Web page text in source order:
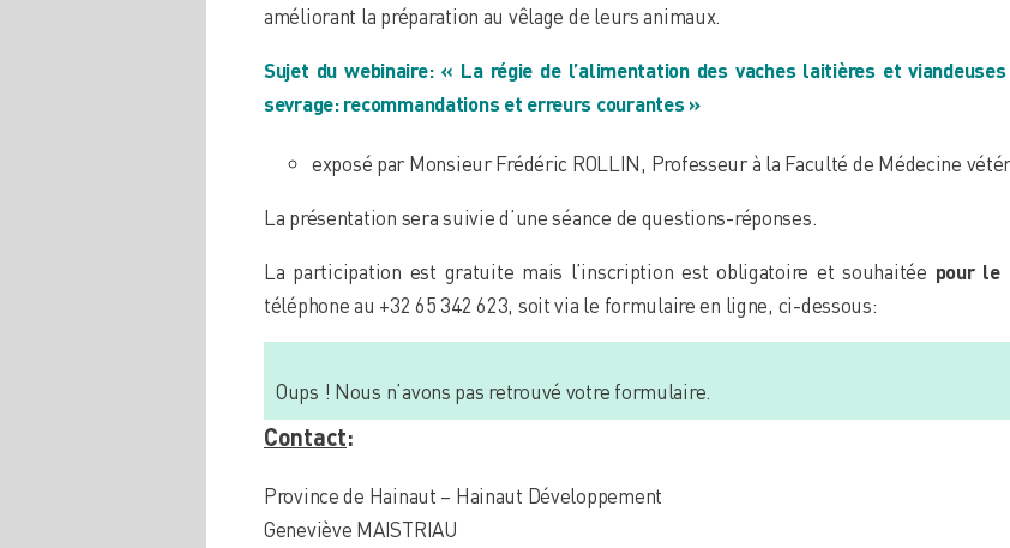
améliorant la préparation au vêlage de leurs animaux.
Sujet du webinaire:« La régie de l’alimentation des vaches laitières et
sevrage: recommandations et erreurs courantes »
exposé par Monsieur Frédéric ROLLIN, Professeur à la Faculté de Médecine
La présentation sera suivie d’une séance de questions-réponses.
La participation est gratuite mais l’inscription est obligatoire et souhaitée pour le
téléphone au +32 65 342 623, soit via le formulaire en ligne, ci-dessous:
Oups ! Nous n’avons pas retrouvé votre formulaire.
Contact:
Province de Hainaut – Hainaut Développement
Geneviève MAISTRIAU